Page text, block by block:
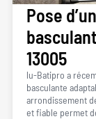
Pose
13005
lu-Batipro a
basculante
arrondissement
et fiable permet